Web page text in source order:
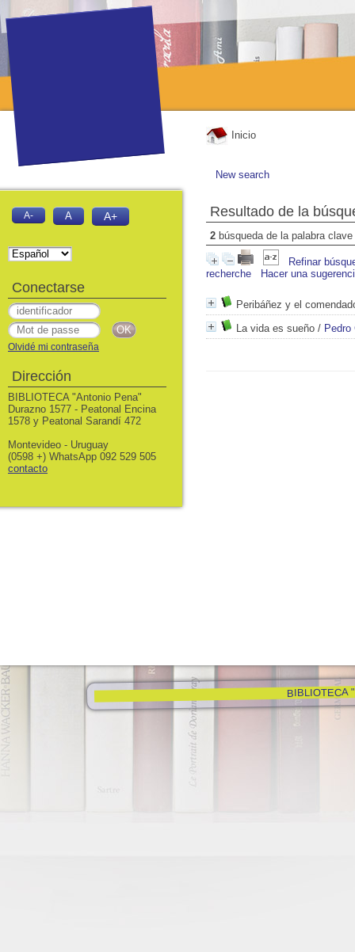
Inicio
New search
Resultado de la
2 búsqueda de la palabra clave
Refinar
recherche
Hacer una
Peribáñez y el
La vida es sueño / Pedro
BIBLIOTECA
A- A A+
Conectarse
Olvidé mi contraseña
Dirección
BIBLIOTECA "Antonio Pena"
Durazno 1577 - Peatonal Encina
1578 y Peatonal Sarandí 472
Montevideo - Uruguay
(0598 +) WhatsApp 092 529 505
contacto